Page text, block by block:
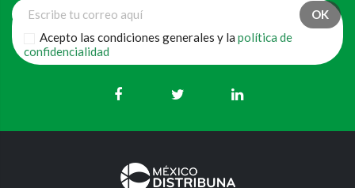
Acepto las condiciones generales y lapolítica de
confidencialidad